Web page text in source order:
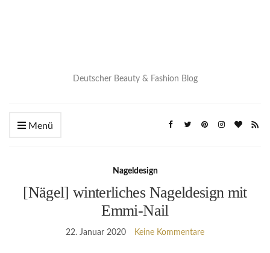
Deutscher Beauty & Fashion Blog
Menü
Nageldesign
[Nägel] winterliches Nageldesign mit
Emmi-Nail
22. Januar 2020 Keine Kommentare